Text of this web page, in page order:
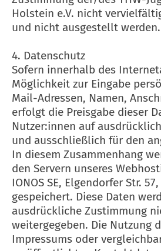
Holstein e.V. nicht
und nicht ausgestellt werden.
4. Datenschutz
Sofern innerhalb des
Möglichkeit zur Eingabe
Mail-Adressen, Namen,
erfolgt die Preisgabe dieser
Nutzer:innen auf
und ausschließlich für den
In diesem Zusammenhang
den Servern unseres
IONOS SE, Elgendorfer Str.
gespeichert. Diese Daten
ausdrückliche Zustimmung
weitergegeben. Die Nutzung
Impressums oder